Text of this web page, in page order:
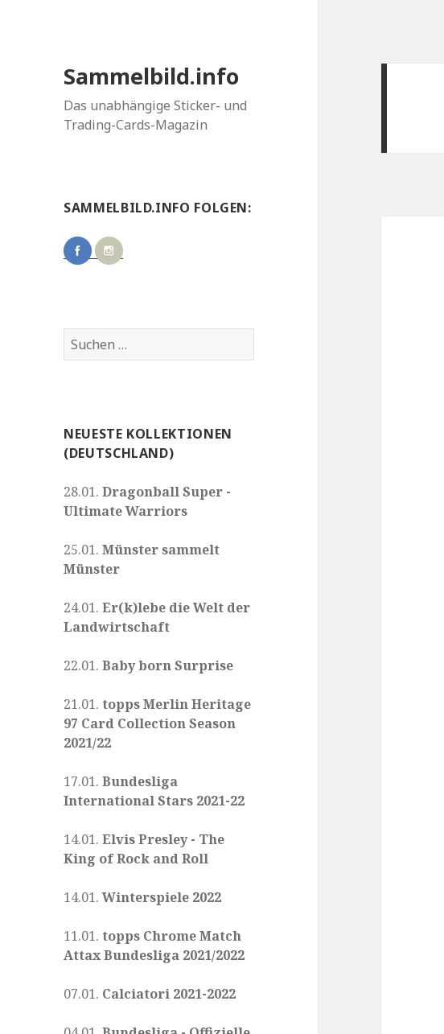
Sammelbild.info
Das unabhängige Sticker- und
Trading-Cards-Magazin
SAMMELBILD.INFO FOLGEN:
Suchen
nach:
NEUESTE KOLLEKTIONEN
(DEUTSCHLAND)
28.01.Dragonball Super -
Ultimate Warriors
25.01.Münster sammelt
Münster
24.01.Er(k)lebe die Welt der
Landwirtschaft
22.01.Baby born Surprise
21.01.topps Merlin Heritage
97 Card Collection Season
2021/22
17.01.Bundesliga
International Stars 2021-22
14.01.Elvis Presley - The
King of Rock and Roll
14.01.Winterspiele 2022
11.01.topps Chrome Match
Attax Bundesliga 2021/2022
07.01. Calciatori 2021-2022